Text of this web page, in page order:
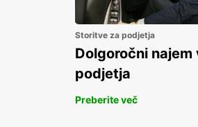
Storitve za podjetja
Dolgoročni najem
podjetja
Preberite več